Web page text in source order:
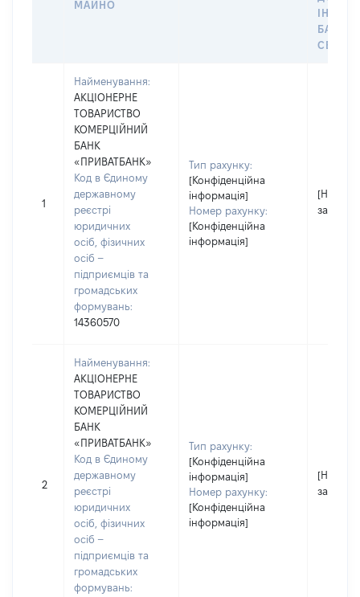
МАЙНО
СЕЙФУ
1
Найменування:
АКЦІОНЕРНЕ
ТОВАРИСТВО
КОМЕРЦІЙНИЙ
БАНК
«ПРИВАТБАНК»
Код в Єдиному
державному
реєстрі
юридичних
осіб, фізичних
осіб –
підприємців та
громадських
формувань:
14360570
Тип рахунку:
[Конфіденційна
інформація]
Номер рахунку:
[Конфіденційна
інформація]
[Не
2
Найменування:
АКЦІОНЕРНЕ
ТОВАРИСТВО
КОМЕРЦІЙНИЙ
БАНК
«ПРИВАТБАНК»
Код в Єдиному
державному
реєстрі
юридичних
осіб, фізичних
осіб –
підприємців та
громадських
формувань:
Тип рахунку:
[Конфіденційна
інформація]
Номер рахунку:
[Конфіденційна
інформація]
[Не